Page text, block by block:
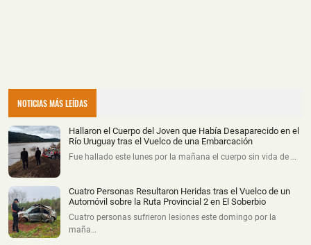
NOTICIAS MÁS LEÍDAS
Hallaron el Cuerpo del Joven que Había Desaparecido en el
Río Uruguay tras el Vuelco de una Embarcación
Fue hallado este lunes por la mañana el cuerpo sin vida de …
Cuatro Personas Resultaron Heridas tras el Vuelco de un
Automóvil sobre la Ruta Provincial 2 en El Soberbio
Cuatro personas sufrieron lesiones este domingo por la
maña…